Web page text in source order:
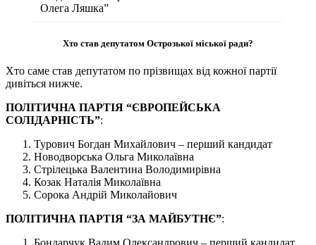
Олега Ляшка”
Хто став депутатом Острозької міської ради?
Хто саме став депутатом по прізвищах від кожної партії
дивіться нижче.
ПОЛІТИЧНА ПАРТІЯ “ЄВРОПЕЙСЬКА
СОЛІДАРНІСТЬ”:
Турович Богдан Михайлович – перший кандидат
Новодворська Ольга Миколаївна
Стрілецька Валентина Володимирівна
Козак Наталія Миколаївна
Сорока Андрій Миколайович
ПОЛІТИЧНА ПАРТІЯ “ЗА МАЙБУТНЄ”:
Бондарчук Вадим Олександрович – перший кандидат